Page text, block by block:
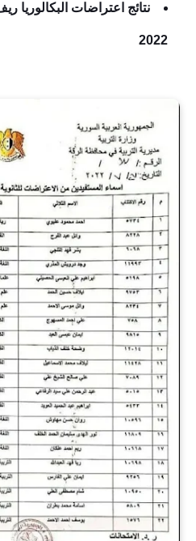
نتائج اعتراضات البكالوريا
2022